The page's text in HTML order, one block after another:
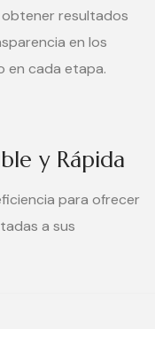
obtener resultados
en los
en cada etapa.
y Rápida
para ofrecer
a sus